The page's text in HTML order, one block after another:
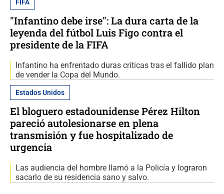
FIFA
"Infantino debe irse": La dura carta de la
leyenda del fútbol Luis Figo contra el
presidente de la FIFA
Infantino ha enfrentado duras críticas tras el fallido plan
de vender la Copa del Mundo.
Estados Unidos
El bloguero estadounidense Pérez Hilton
pareció autolesionarse en plena
transmisión y fue hospitalizado de
urgencia
Las audiencia del hombre llamó a la Policía y lograron
sacarlo de su residencia sano y salvo.